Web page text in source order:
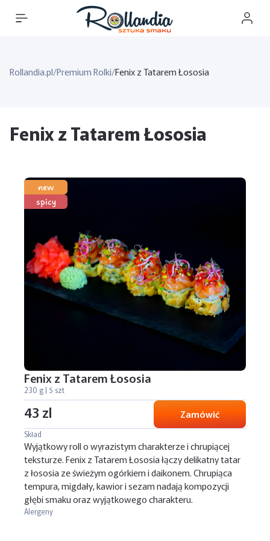
Rollandia.pl/Premium Rolki/Fenix z Tatarem Łososia
Fenix z Tatarem Łososia
new
spicy
Fenix z Tatarem Łososia
230 g | 5 szt
43 zl Zamówić
Skład
Wyjątkowy roll o wyrazistym charakterze i chrupiącej
teksturze. Fenix z Tatarem Łososia łączy delikatny tatar
z łososia ze świeżym ogórkiem i daikonem. Chrupiąca
tempura, migdały, kawior i sezam nadają kompozycji
głębi smaku oraz wyjątkowego charakteru.
Alergeny